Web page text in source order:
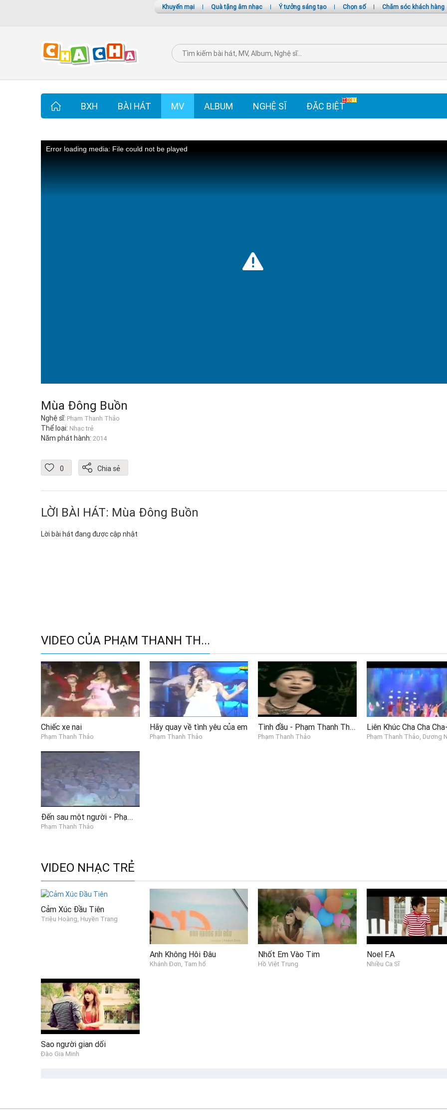
Khuyến mại | Quà tặng âm nhạc | Ý tưởng sáng tạo | Chọn số | Chăm sóc khách hàng
BXH BÀI HÁT MV ALBUM NGHỆ SĨ ĐẶC BIỆT
Error loading media: File could not be played
Mùa Đông Buồn
Nghệ sĩ: Phạm Thanh Thảo
Thể loại: Nhạc trẻ
Năm phát hành: 2014
0 Chia sẻ
LỜI BÀI HÁT: Mùa Đông Buồn
Lời bài hát đang được cập nhật
VIDEO CỦA PHẠM THANH TH...
Chiếc xe nai
Phạm Thanh Thảo
Hãy quay về tình yêu của em
Phạm Thanh Thảo
Tình đầu - Phạm Thanh Thảo
Phạm Thanh Thảo Phạm Thanh Thảo, Dương
Đến sau một người - Phạm Thanh Thảo
Phạm Thanh Thảo
VIDEO NHẠC TRẺ
Cảm Xúc Đầu Tiên
Triệu Hoàng, Huyền Trang
Anh Không Hôi Đâu
Khánh Đơn, Tam hổ
Nhốt Em Vào Tim
Hồ Việt Trung
Noel F.A
Nhiều Ca Sĩ
Sao người gian dối
Đào Gia Minh